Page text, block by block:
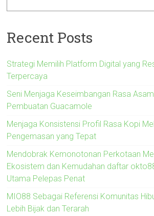
Recent Posts
Strategi Memilih Platform Digital yang
Terpercaya
Seni Menjaga Keseimbangan Rasa
Pembuatan Guacamole
Menjaga Konsistensi Profil Rasa Kopi
Pengemasan yang Tepat
Mendobrak Kemonotonan Perkotaan
Ekosistem dan Kemudahan daftar
Utama Pelepas Penat
MIO88 Sebagai Referensi Komunitas
Lebih Bijak dan Terarah